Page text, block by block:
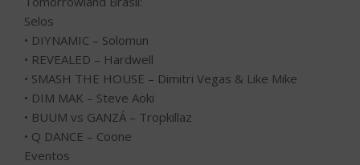
Selos
• DIYNAMIC – Solomun
• REVEALED – Hardwell
• SMASH THE HOUSE – Dimitri Vegas & Like Mike
• DIM MAK – Steve Aoki
• BUUM vs GANZÁ – Tropkillaz
• Q DANCE – Coone
Eventos